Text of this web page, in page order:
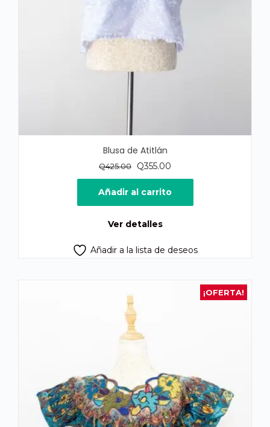
Blusa de Atitlán
Q425.00
El
precio
original
era:
Q355.00
precio
actual
es:
Añadir al carrito
Ver detalles
Añadir a la lista de deseos
¡OFERTA!